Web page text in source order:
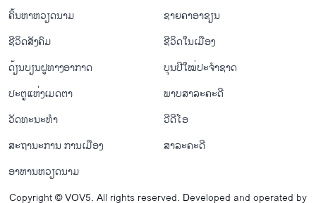
ຄົ້ນຫາຫວຽດນາມ
ຊາຍຄາອາຊຽນ
ຊີ​ວິດ​ສັງ​ຄົມ
ຊີ​ວິດ​ໃນ​ເມືອງ
ດ້ຽນບຽນ​ຝູທາງ​ອາກາດ
ບຸນປີໃໝ່ປະຈຳຊາດ
ປະຕູແຫ່ງເມດຕາ
ພາບສາລະຄະດີ
ວັດທະນະທໍາ
ວີດີໂອ
ສະຖານະການ ການເມືອງ
ສາລະຄະດີ
ອາຫານຫວຽດນາມ
Copyright © VOV5. All rights reserved. Developed and operated by